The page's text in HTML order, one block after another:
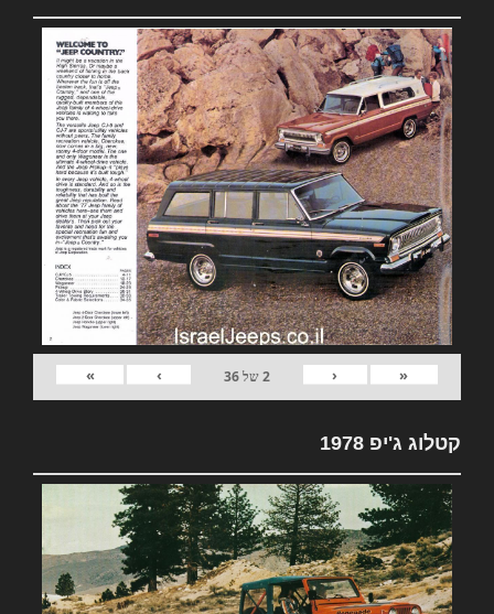
«
‹
2של36
›
»
קטלוג ג'יפ 1978